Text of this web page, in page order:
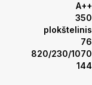
A++
350
plokštelinis
76
820/230/1070
144